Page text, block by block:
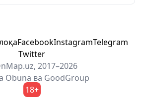
FacebookInstagramTelegram
Twitter
2017–2026
Obuna ва GoodGroup
18+